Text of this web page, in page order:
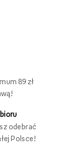
89 zł
odebrać
Polsce!